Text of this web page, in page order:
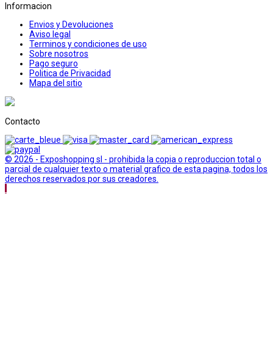
Informacion
Envios y Devoluciones
Aviso legal
Terminos y condiciones de uso
Sobre nosotros
Pago seguro
Politica de Privacidad
Mapa del sitio
Contacto
© 2026 - Exposhopping sl - prohibida la copia o reproduccion total o
parcial de cualquier texto o material grafico de esta pagina, todos los
derechos reservados por sus creadores.